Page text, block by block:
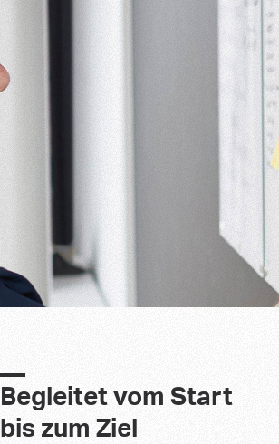
Begleitet vom Start
bis zum Ziel